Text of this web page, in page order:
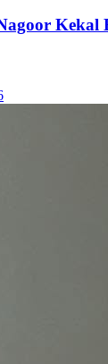
Kekal